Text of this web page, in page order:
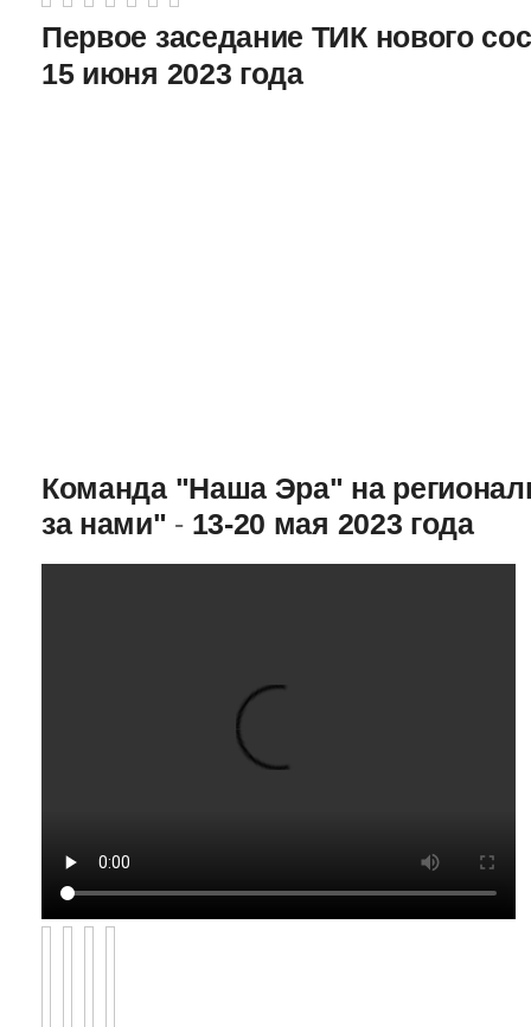
Первое заседание ТИК нового
15 июня 2023 года
Команда "Наша Эра" на
за нами" - 13-20 мая 2023 года